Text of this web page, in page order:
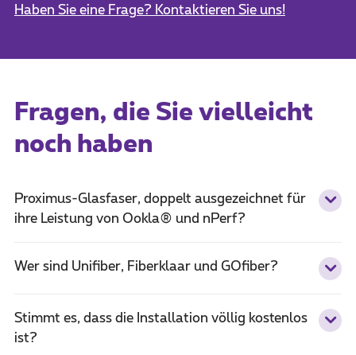
Haben Sie eine Frage? Kontaktieren Sie uns!
Fragen, die Sie vielleicht
noch haben
Proximus-Glasfaser, doppelt ausgezeichnet für
ihre Leistung von Ookla® und nPerf?
Wer sind Unifiber, Fiberklaar und GOfiber?
Stimmt es, dass die Installation völlig kostenlos
ist?